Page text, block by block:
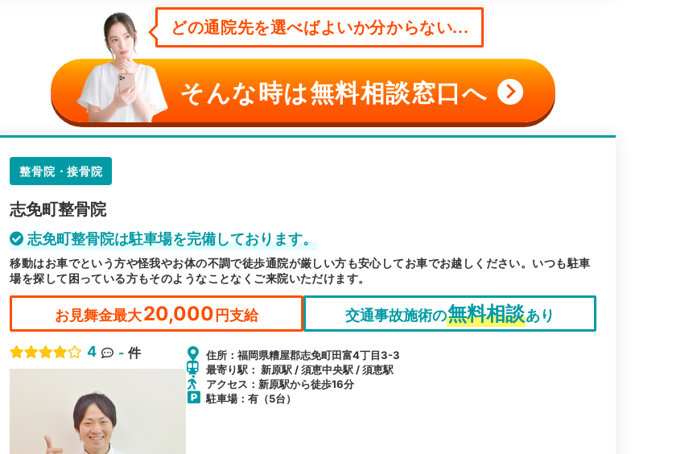
どの通院先を選べばよいか分からない...
そんな時は無料相談窓口へ
整骨院・接骨院
志免町整骨院
志免町整骨院は駐車場を完備しております。
移動はお車でという方や怪我やお体の不調で徒歩通院が厳しい方も安心してお車でお越しください。いつも駐車
場を探して困っている方もそのようなことなくご来院いただけます。
お見舞金最大20,000 円支給 交通事故施術の無料相談あり
4 - 件
住所：福岡県糟屋郡志免町田富4丁目3-3
最寄り駅： 新原駅 / 須恵中央駅 / 須恵駅
アクセス：新原駅から徒歩16分
駐車場：有（5台）